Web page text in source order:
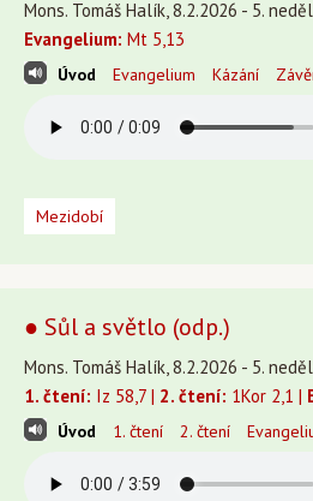
Mons. Tomáš Halík, 8.2.2026 - 5.
Evangelium: Mt 5,13
Úvod Evangelium Kázání
Mezidobí
● Sůl a světlo (odp.)
Mons. Tomáš Halík, 8.2.2026 - 5.
1. čtení: Iz 58,7 | 2. čtení: 1Kor 2,1 |
Úvod 1. čtení 2. čtení